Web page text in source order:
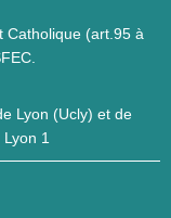
Catholique (art.95 à
Lyon (Ucly) et de
1